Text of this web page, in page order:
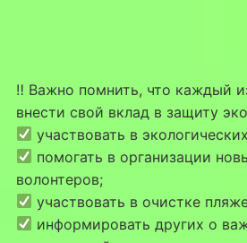
‼ Важно помнить, что каждый
внести свой вклад в защиту
участвовать в
помогать в организации
волонтеров;
участвовать в очистке
информировать других о